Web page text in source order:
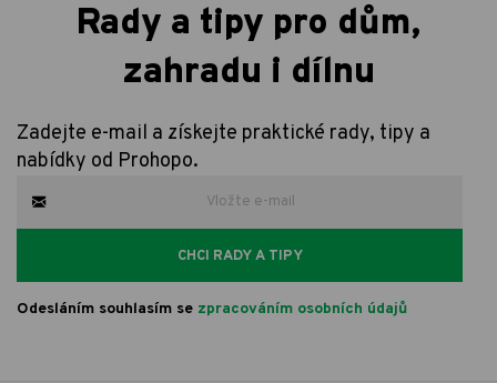
Rady a tipy pro dům,
zahradu i dílnu
Zadejte e-mail a získejte praktické rady, tipy a
nabídky od Prohopo.
CHCI RADY A TIPY
Odesláním souhlasím se zpracováním osobních údajů